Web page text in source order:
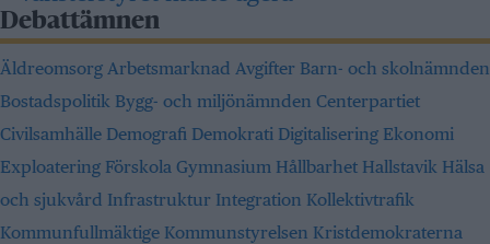
Debattämnen
Äldreomsorg Arbetsmarknad Avgifter Barn- och skolnämnden
Bostadspolitik Bygg- och miljönämnden Centerpartiet
Civilsamhälle Demografi Demokrati Digitalisering Ekonomi
Exploatering Förskola Gymnasium Hållbarhet Hallstavik Hälsa
och sjukvård Infrastruktur Integration Kollektivtrafik
Kommunfullmäktige Kommunstyrelsen Kristdemokraterna